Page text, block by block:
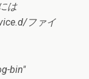
は
ファイ
bin"